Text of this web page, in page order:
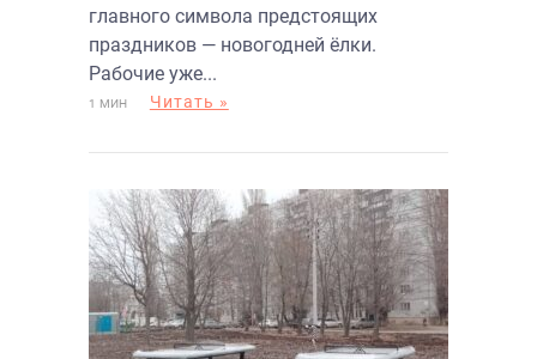
главного символа предстоящих
праздников — новогодней ёлки.
Рабочие уже...
1 МИН Читать »